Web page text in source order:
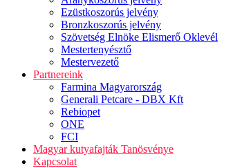
Ezüstkoszorús jelvény
Bronzkoszorús jelvény
Szövetség Elnöke Elismerő Oklevél
Mestertenyésztő
Mestervezető
Partnereink
Farmina Magyarország
Generali Petcare - DBX Kft
Rebiopet
ONE
FCI
Magyar kutyafajták Tanösvénye
Kapcsolat